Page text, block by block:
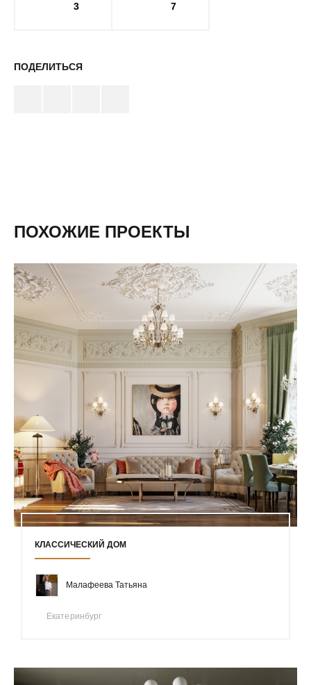
3 7
ПОДЕЛИТЬСЯ
ПОХОЖИЕ ПРОЕКТЫ
КЛАССИЧЕСКИЙ ДОМ
Малафеева Татьяна
Екатеринбург